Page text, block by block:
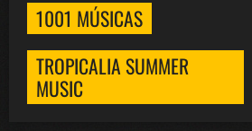
1001 MÚSICAS
TROPICALIA SUMMER
MUSIC